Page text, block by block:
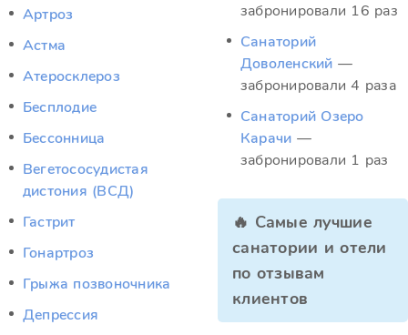
Артроз
Астма
Атеросклероз
Бесплодие
Бессонница
Вегетососудистая
дистония (ВСД)
Гастрит
Гонартроз
Грыжа позвоночника
Депрессия
забронировали 16 раз
Санаторий
Доволенский —
забронировали 4 раза
Санаторий Озеро
Карачи —
забронировали 1 раз
🔥 Самые лучшие
санатории и отели
по отзывам
клиентов